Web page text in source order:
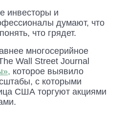
инвесторы и
думают, что
что грядет.
многосерийное
Wall Street Journal
которое выявило
с которыми
США торгуют акциями